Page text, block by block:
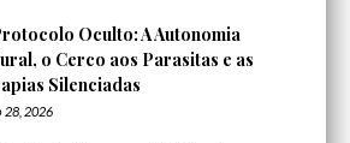
Oculto: A Autonomia
o Cerco aos Parasitas e as
Silenciadas
28, 2026